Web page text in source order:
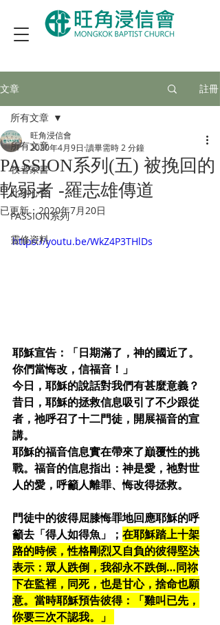
文章 註冊
所有文章
牧者家書
此刻心聲
PASSION系列
靈修資料
所有文章
PASSION系列(五) 被挽回的
軟弱者 -羅志雄傳道
旺角浸信會
2020年4月9日 讀畢需時 2 分鐘
已更新：2020年7月20日
https://youtu.be/WkZ4P3THlDs
耶穌宣告：「日期滿了，神的國近了。
你們當悔改，信福音！」
今日，耶穌的說話對我們有甚麼意義？
昔日，耶穌的拯救信息吸引了不少跟從
者，祂呼召了十二門徒，開展福音的宣
講。
耶穌的福音信息實在帶來了巔覆性的挑
戰。福音的信息指出：神是愛，祂對世
人的愛，呼籲人離罪、悔改得拯救。
門徒中的彼得屈膝悔罪地回應耶穌的呼
籲去「得人如得魚」； 在耶穌踏上十架
路的時候，性格剛烈又自負的彼得堅決
表示：眾人跌倒，我卻永不跌倒…同祢
下在監裡，同死，也是甘心，捨命也願
意。當時耶穌預告彼得：「雞叫已先，
你要三次不認我。」